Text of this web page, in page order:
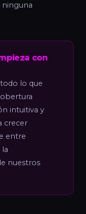
con
lo que
intuitiva y
crecer
entre
nuestros